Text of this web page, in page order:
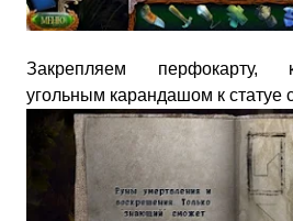
Закрепляем перфокарту,
угольным карандашом к статуе